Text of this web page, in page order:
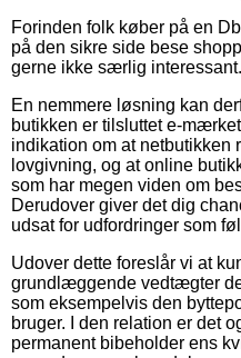
Forinden folk køber på en
på den sikre side bese
gerne ikke særlig interessant.
En nemmere løsning kan
butikken er tilsluttet e-
indikation om at
lovgivning, og at online
som har megen viden om
Derudover giver det dig
udsat for udfordringer som
Udover dette foreslår vi at
grundlæggende vedtægter
som eksempelvis den
bruger. I den relation er det
permanent bibeholder ens